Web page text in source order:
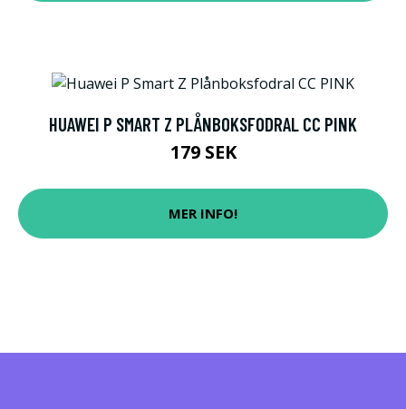
HUAWEI P SMART Z PLÅNBOKSFODRAL CC PINK
179 SEK
MER INFO!